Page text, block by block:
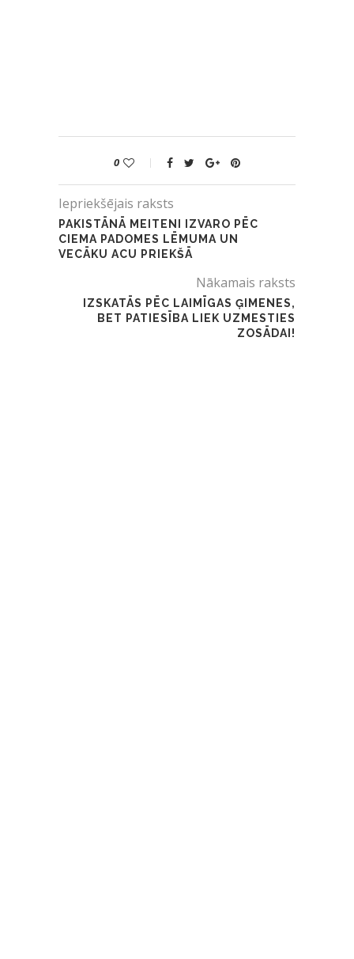
0
Iepriekšējais raksts
PAKISTĀNĀ MEITENI IZVARO PĒC
CIEMA PADOMES LĒMUMA UN
VECĀKU ACU PRIEKŠĀ
Nākamais raksts
IZSKATĀS PĒC LAIMĪGAS ĢIMENES,
BET PATIESĪBA LIEK UZMESTIES
ZOSĀDAI!